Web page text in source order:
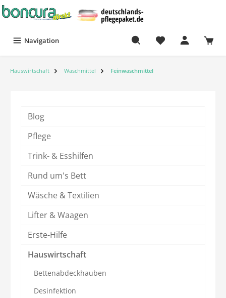
Navigation
Hauswirtschaft Waschmittel Feinwaschmittel
Blog
Pflege
Trink- & Esshilfen
Rund um's Bett
Wäsche & Textilien
Lifter & Waagen
Erste-Hilfe
Hauswirtschaft
Bettenabdeckhauben
Desinfektion